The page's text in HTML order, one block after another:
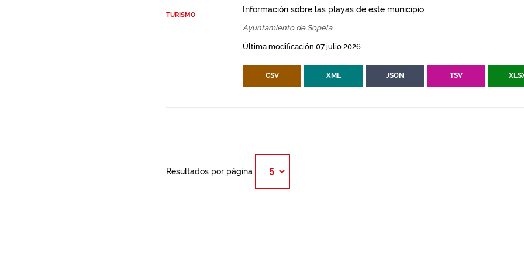
TURISMO
Información sobre las playas de este municipio.
Ayuntamiento de Sopela
Última modificación 07 julio 2026
CSV XML JSON TSV
Resultados por página